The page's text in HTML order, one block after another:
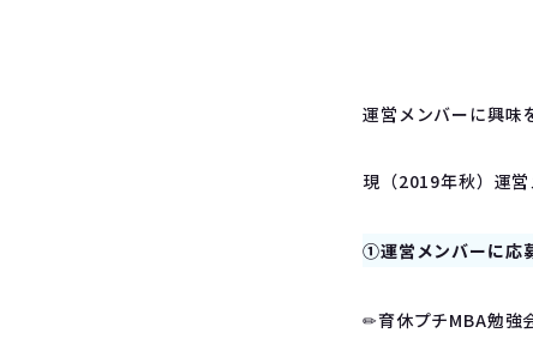
運営メンバーに興味
現（2019年秋）運営
①運営メンバーに応
✏︎育休プチMBA勉強